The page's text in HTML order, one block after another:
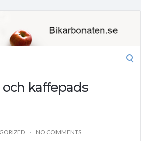
kaffepads
NO COMMENTS